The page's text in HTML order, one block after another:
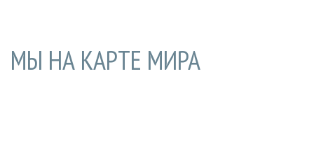
МЫ НА КАРТЕ МИРА